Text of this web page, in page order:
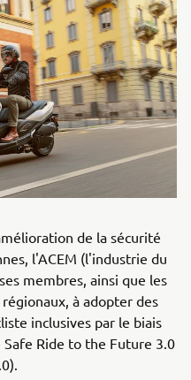
de la sécurité
l'ACEM (l'industrie du
membres, ainsi que les
à adopter des
inclusives par le biais
Ride to the Future 3.0